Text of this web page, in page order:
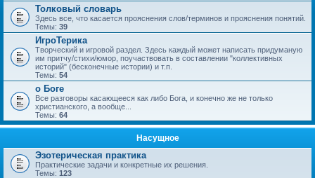
Толковый словарь
Здесь все, что касается прояснения слов/терминов и прояснения понятий.
Темы: 39
ИгроТерика
Творческий и игровой раздел. Здесь каждый может написать придуманую
им притчу/стихи/юмор, поучаствовать в составлении "коллективных
историй" (бесконечные истории) и т.п.
Темы: 54
о Боге
Все разговоры касающееся как либо Бога, и конечно же не только
христианского, а вообще...
Темы: 64
Насущное
Эзотерическая практика
Практические задачи и конкретные их решения.
Темы: 123